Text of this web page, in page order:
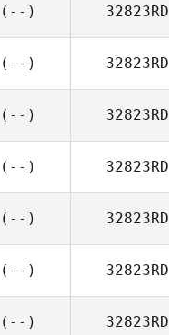
(--) 32823RD
(--) 32823RD
(--) 32823RD
(--) 32823RD
(--) 32823RD
(--) 32823RD
(--) 32823RD